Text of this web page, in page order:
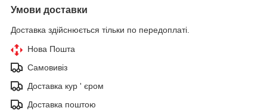
Умови доставки
Доставка здійснюється тільки по передоплаті.
Нова Пошта
Самовивіз
Доставка кур ' єром
Доставка поштою